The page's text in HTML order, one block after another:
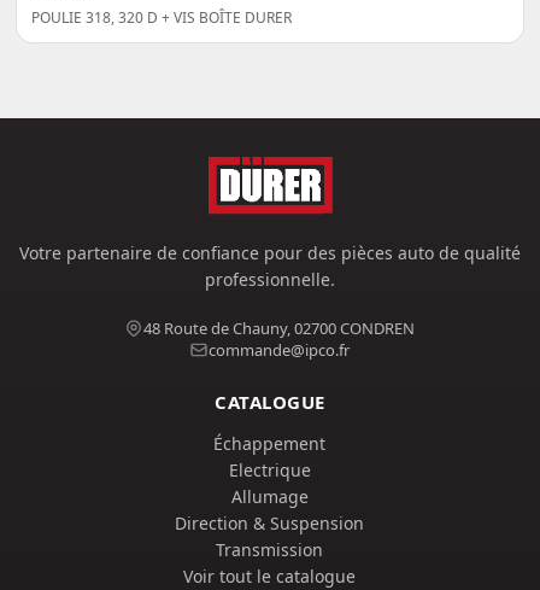
POULIE 318, 320 D + VIS BOÎTE DURER
Votre partenaire de confiance pour des pièces auto de qualité
professionnelle.
48 Route de Chauny, 02700 CONDREN
commande@ipco.fr
CATALOGUE
Échappement
Electrique
Allumage
Direction & Suspension
Transmission
Voir tout le catalogue